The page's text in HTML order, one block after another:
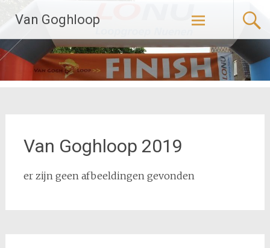
inhoud
springen
Van Goghloop
Van Goghloop 2019
er zijn geen afbeeldingen gevonden